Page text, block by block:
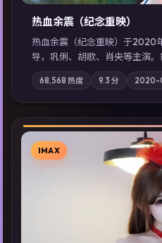
热血余震（纪念重映）
热血余震（纪念重映）于2020
导，巩俐、胡歌、肖央等主演
的执念在暴风雨夜正面相撞；
可通过「国产免费观看高清电
佳作，畅享高清在线追剧体验。
68,568 热度 9.3 分 2020-
IMAX